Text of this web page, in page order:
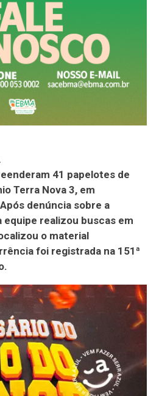
41 papelotes de
Terra Nova 3, em
denúncia sobre a
realizou buscas em
o material
foi registrada na 151ª